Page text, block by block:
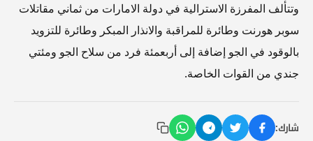
وتتألف المفرزة الاسترالية في دولة الامارات من ثماني مقاتلات
سوبر هورنت وطائرة للمراقبة والانذار المبكر وطائرة للتزويد
بالوقود في الجو إضافة إلى أربعمئة فرد من سلاح الجو ومئتي
جندي من القوات الخاصة.
شارك: